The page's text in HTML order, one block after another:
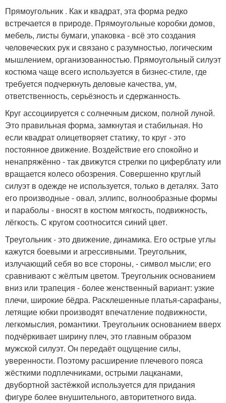
Прямоугольник . Как и квадрат, эта форма редко
встречается в природе. Прямоугольные коробки домов,
мебель, листы бумаги, упаковка - всё это создания
человеческих рук и связано с разумностью, логическим
мышлением, организованностью. Прямоугольный силуэт
костюма чаще всего используется в бизнес-стиле, где
требуется подчеркнуть деловые качества, ум,
ответственность, серьёзность и сдержанность.
Круг ассоциируется с солнечным диском, полной луной.
Это правильная форма, замкнутая и стабильная. Но
если квадрат олицетворяет статику, то круг - это
постоянное движение. Воздействие его спокойно и
ненапряжённо - так движутся стрелки по циферблату или
вращается колесо обозрения. Совершенно круглый
силуэт в одежде не используется, только в деталях. Зато
его производные - овал, эллипс, волнообразные формы
и параболы - вносят в костюм мягкость, подвижность,
лёгкость. С кругом соотносится синий цвет.
Треугольник - это движение, динамика. Его острые углы
кажутся боевыми и агрессивными. Треугольник,
излучающий себя во все стороны, - символ мысли; его
сравнивают с жёлтым цветом. Треугольник основанием
вниз или трапеция - более женственный вариант: узкие
плечи, широкие бёдра. Расклешенные платья-сарафаны,
летящие юбки производят впечатление подвижности,
легкомыслия, романтики. Треугольник основанием вверх
подчёркивает ширину плеч, это главным образом
мужской силуэт. Он передаёт ощущение силы,
уверенности. Поэтому расширение плечевого пояса
жёсткими подплечниками, острыми лацканами,
двубортной застёжкой используется для придания
фигуре более внушительного, авторитетного вида.